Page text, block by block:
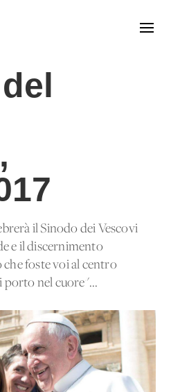
il Sinodo dei Vescovi
e il discernimento
foste voi al centro
porto nel cuore"...